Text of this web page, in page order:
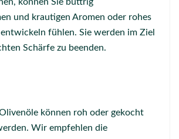
und krautigen Aromen oder rohes
fühlen. Sie werden im Ziel
Schärfe zu beenden.
können roh oder gekocht
Wir empfehlen die